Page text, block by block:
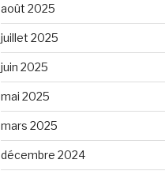
août 2025
juillet 2025
juin 2025
mai 2025
mars 2025
décembre 2024